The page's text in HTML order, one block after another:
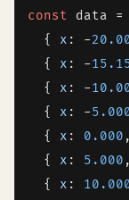
const data =
  {
x : -
  {
x : -
  {
x : -
  {
x : -
  {
x : 0.000
  {
x : 5.000
  {
x :